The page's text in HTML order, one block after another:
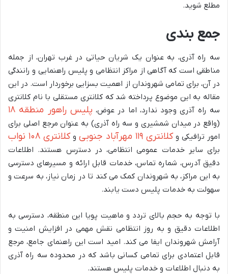
مطلع شوید.
جمع بندی
سه راه آذری، به عنوان یک شریان حیاتی در غرب تهران، از جمله
مناطقی است که آگاهی از مراکز انتظامی و پلیس راهنمایی و رانندگی
در آن، برای تمامی شهروندان از اهمیت بسزایی برخوردار است. در این
مقاله به این موضوع پرداخته شد که کلانتری مستقلی با نام کلانتری
سه راه آذری وجود ندارد، اما در عوض، پلیس راهور منطقه ۱۸
(واقع در میدان شمشیری و سه راه آذری) به عنوان مرجع اصلی برای
امور ترافیکی وکلانتری ۱۱۹ مهرآباد جنوبی وکلانتری ۱۰۸ نواب
برای سایر خدمات عمومی انتظامی، در دسترس هستند. اطلاعات
دقیق آدرس، شماره تماس، خدمات قابل ارائه و مسیرهای دسترسی
به این مراکز، به شهروندان کمک می کند تا در زمان نیاز، به سرعت و
سهولت به خدمات پلیس دست یابند.
با توجه به حجم بالای تردد و ماهیت پویا این منطقه، دسترسی به
اطلاعات دقیق و به روز انتظامی نقش مهمی در افزایش امنیت و
آرامش شهروندان ایفا می کند. امید است این راهنمای جامع، مرجع
قابل اعتمادی برای تمامی کسانی باشد که در محدوده سه راه آذری
به دنبال اطلاعات و خدمات پلیس هستند.